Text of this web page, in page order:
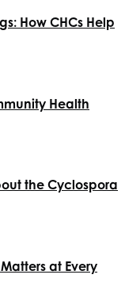
How CHCs Help
Health
the Cyclospora
at Every